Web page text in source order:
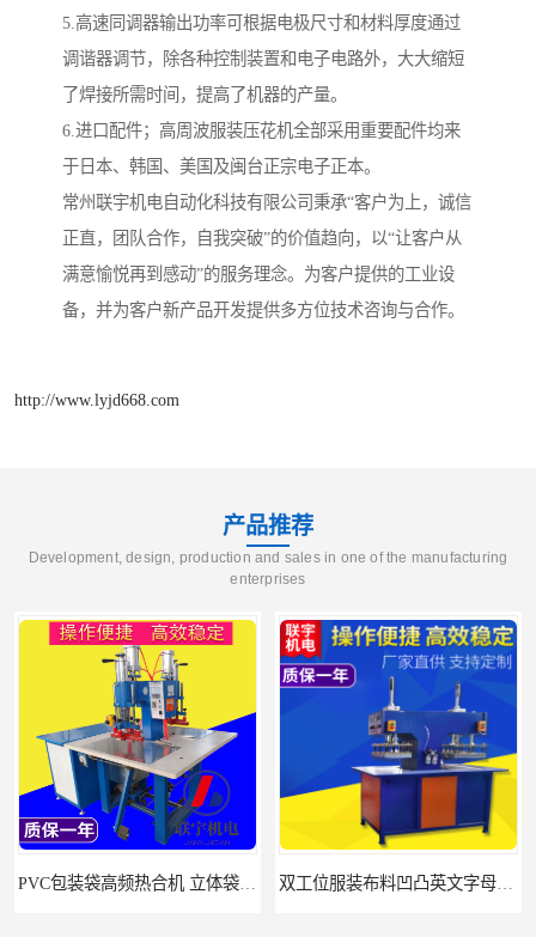
5.高速同调器输出功率可根据电极尺寸和材料厚度通过
调谐器调节，除各种控制装置和电子电路外，大大缩短
了焊接所需时间，提高了机器的产量。
6.进口配件；高周波服装压花机全部采用重要配件均来
于日本、韩国、美国及闽台正宗电子正本。
常州联宇机电自动化科技有限公司秉承“客户为上，诚信
正直，团队合作，自我突破”的价值趋向，以“让客户从
满意愉悦再到感动”的服务理念。为客户提供的工业设
备，并为客户新产品开发提供多方位技术咨询与合作。
http://www.lyjd668.com
产品推荐
Development, design, production and sales in one of the manufacturing
enterprises